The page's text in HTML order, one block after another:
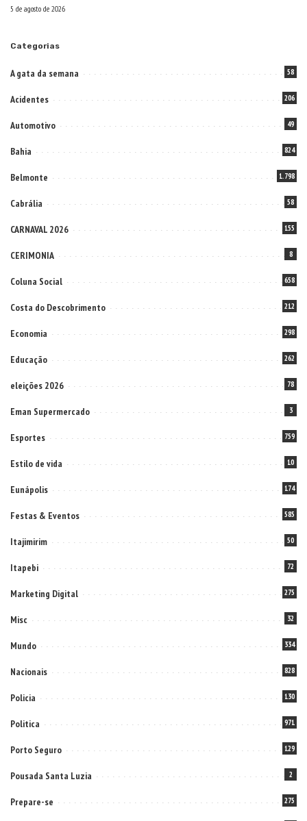
5 de agosto de 2026
Categorias
A gata da semana 58
Acidentes 206
Automotivo 49
Bahia 824
Belmonte 1.798
Cabrália 58
CARNAVAL 2026 155
CERIMONIA 8
Coluna Social 658
Costa do Descobrimento 212
Economia 298
Educação 262
eleições 2026 78
Eman Supermercado 3
Esportes 759
Estilo de vida 10
Eunápolis 174
Festas & Eventos 585
Itajimirim 50
Itapebi 72
Marketing Digital 275
Misc 32
Mundo 334
Nacionais 828
Policia 130
Politica 971
Porto Seguro 129
Pousada Santa Luzia 2
Prepare-se 275